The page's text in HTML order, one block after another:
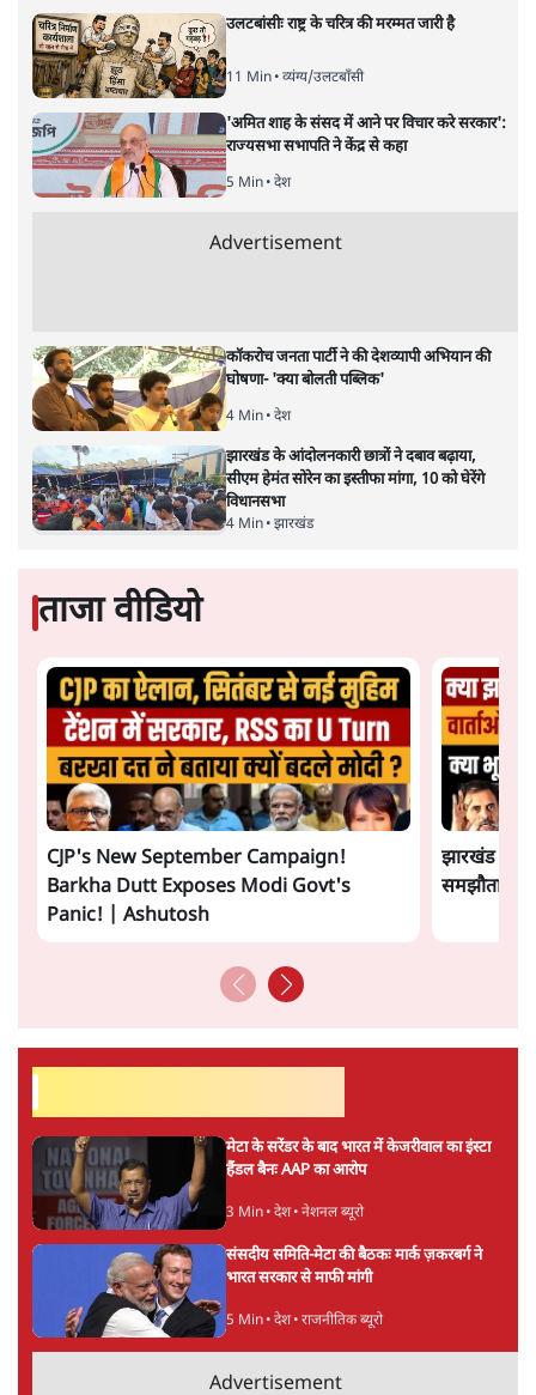
उलटबांसीः राष्ट्र के चरित्र की मरम्मत जारी है
11 Min• व्यंग्य/उलटबाँसी
'अमित शाह के संसद में आने पर विचार करे सरकार':
राज्यसभा सभापति ने केंद्र से कहा
5 Min• देश
Advertisement
कॉकरोच जनता पार्टी ने की देशव्यापी अभियान की
घोषणा- 'क्या बोलती पब्लिक'
4 Min• देश
झारखंड के आंदोलनकारी छात्रों ने दबाव बढ़ाया,
सीएम हेमंत सोरेन का इस्तीफा मांगा, 10 को घेरेंगे
विधानसभा
4 Min• झारखंड
ताजा वीडियो
CJP's New September Campaign!
Barkha Dutt Exposes Modi Govt's
Panic! | Ashutosh
झारखंड
समझौता होने
मेटा के सरेंडर के बाद भारत में केजरीवाल का इंस्टा
हैंडल बैनः AAP का आरोप
3 Min• देश• नेशनल ब्यूरो
संसदीय समिति-मेटा की बैठकः मार्क ज़करबर्ग ने
भारत सरकार से माफी मांगी
5 Min• देश• राजनीतिक ब्यूरो
Advertisement